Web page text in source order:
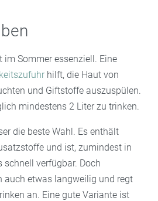
im Sommer essenziell. Eine
hilft, die Haut von
und Giftstoffe auszuspülen.
mindestens 2 Liter zu trinken.
die beste Wahl. Es enthält
und ist, zumindest in
schnell verfügbar. Doch
auch etwas langweilig und regt
an. Eine gute Variante ist